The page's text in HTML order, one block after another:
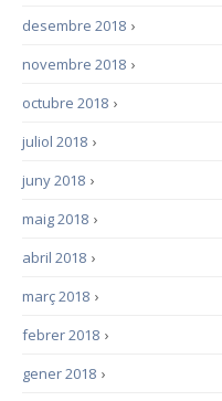
›
desembre 2018
›
novembre 2018
›
octubre 2018
›
juliol 2018
›
juny 2018
›
maig 2018
›
abril 2018
›
març 2018
›
febrer 2018
›
gener 2018